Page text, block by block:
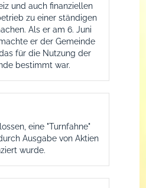
Rückenschule
Seniorengymnastik
Blaue Garde
Grüne Garde
Ehrensenatoren
Trainingsangebote
Mannschaften
Platzreservierung
Home
Familienturnen mit
Mädchen Turnen
Volleyball
und auch finanziellen
zu einer ständigen
Als er am 6. Juni
er der Gemeinde
für die Nutzung der
bestimmt war.
eine "Turnfahne"
Ausgabe von Aktien
wurde.